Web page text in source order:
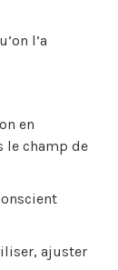
l’a
en
le champ de
ajuster